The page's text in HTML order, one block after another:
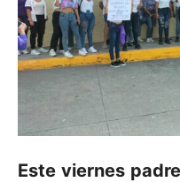
Este viernes